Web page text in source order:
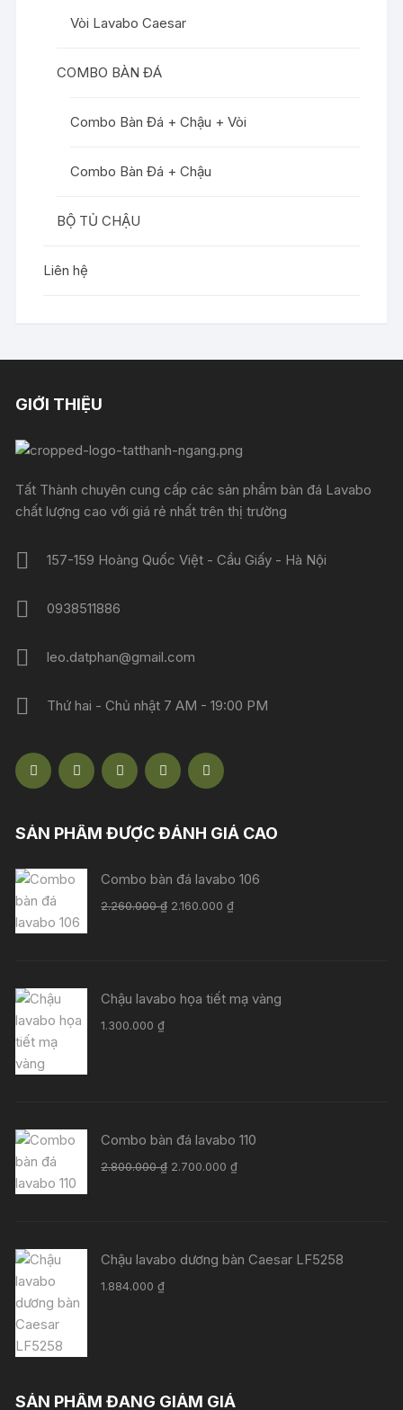
Vòi Lavabo Caesar
COMBO BÀN ĐÁ
Combo Bàn Đá + Chậu + Vòi
Combo Bàn Đá + Chậu
BỘ TỦ CHẬU
Liên hệ
GIỚI THIỆU
Tất Thành chuyên cung cấp các sản phẩm bàn đá Lavabo
chất lượng cao với giá rẻ nhất trên thị trường
157-159 Hoàng Quốc Việt - Cầu Giấy - Hà Nội
0938511886
leo.datphan@gmail.com
Thứ hai - Chủ nhật 7 AM - 19:00 PM
SẢN PHẨM ĐƯỢC ĐÁNH GIÁ CAO
Combo bàn đá lavabo 106
2.260.000₫ Giá
2.160.000₫Giá
2.160.000 ₫.
Chậu lavabo họa tiết mạ vàng
1.300.000₫
Combo bàn đá lavabo 110
2.800.000₫ Giá
2.700.000₫Giá
2.700.000 ₫.
Chậu lavabo dương bàn Caesar LF5258
1.884.000₫
SẢN PHẨM ĐANG GIẢM GIÁ